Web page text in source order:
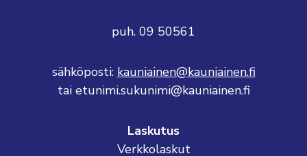
puh. 09 50561
sähköposti: kauniainen@kauniainen.fi
tai etunimi.sukunimi@kauniainen.fi
Laskutus
Verkkolaskut